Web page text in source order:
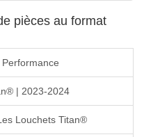
pièces au format
| 2023-2024
Louchets Titan®